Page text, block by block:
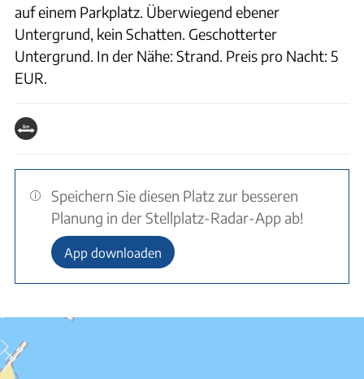
auf einem Parkplatz. Überwiegend ebener
Untergrund, kein Schatten. Geschotterter
Untergrund. In der Nähe: Strand. Preis pro Nacht: 5
EUR.
Speichern Sie diesen Platz zur besseren
Planung in der Stellplatz-Radar-App ab!
App downloaden